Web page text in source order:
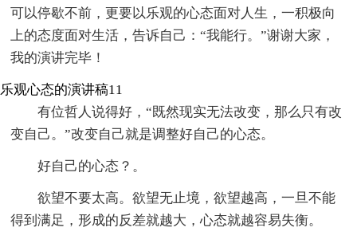
可以停歇不前，更要以乐观的心态面对人生，一积极向
上的态度面对生活，告诉自己：“我能行。”谢谢大家，
我的演讲完毕！
乐观心态的演讲稿11
有位哲人说得好，“既然现实无法改变，那么只有改
变自己。”改变自己就是调整好自己的心态。
好自己的心态？。
欲望不要太高。欲望无止境，欲望越高，一旦不能
得到满足，形成的反差就越大，心态就越容易失衡。